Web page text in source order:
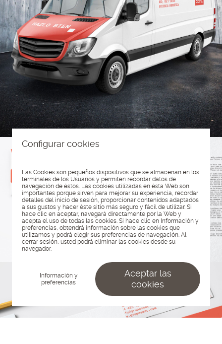
Configurar cookies
Las Cookies son pequeños dispositivos que se almacenan en los
terminales de los Usuarios y permiten recordar datos de
navegación de éstos. Las cookies utilizadas en ésta Web son
importantes porque sirven para mejorar su experiencia, recordar
detalles del inicio de sesión, proporcionar contenidos adaptados
a sus gustos y hacer éste sitio más seguro y fácil de utilizar. Si
hace clic en aceptar, navegará directamente por la Web y
acepta el uso de todas las cookies. Si hace clic en Información y
preferencias, obtendrá información sobre las cookies que
utilizamos y podrá elegir sus preferencias de navegación. Al
cerrar sesión, usted podrá eliminar las cookies desde su
navegador.
Información y
preferencias
Aceptar las
cookies